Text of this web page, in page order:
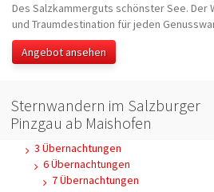
Des Salzkammerguts schönster See. Der
und Traumdestination für jeden
Angebot ansehen
Sternwandern im Salzburger
Pinzgau ab Maishofen
3 Übernachtungen
6 Übernachtungen
7 Übernachtungen